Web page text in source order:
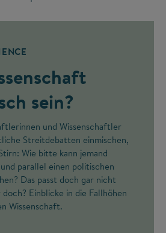
sein?
und Wissenschaftler
Streitdebatten einmischen,
Wie bitte kann jemand
parallel einen politischen
Das passt doch gar nicht
Einblicke in die Fallhöhen
Wissenschaft.